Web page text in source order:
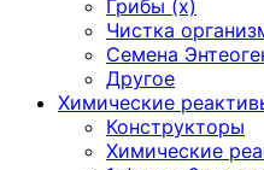
Грибы (х)
Чистка
Семена
Другое
Химические
Конструкторы
Химические